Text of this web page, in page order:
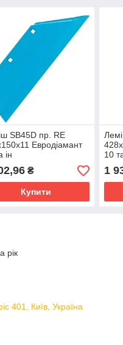
SB45D пр. RE
Евродіамант
ін
₴
Купити
10
1
рік
401, Київ, Україна